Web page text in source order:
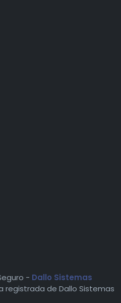
optimizado
sistema
de problema donde los
correctamente
- Dallo Sistemas
registrada de Dallo Sistemas